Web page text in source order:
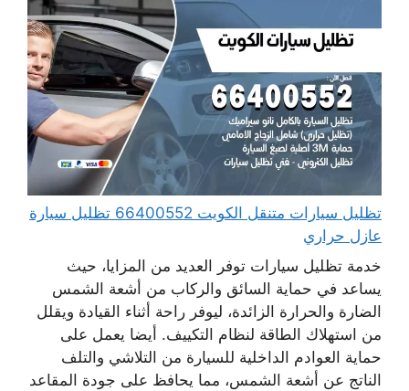
تظليل سيارات متنقل الكويت 66400552 تظليل سيارة
عازل حراري
خدمة تظليل سيارات توفر العديد من المزايا، حيث
يساعد في حماية السائق والركاب من أشعة الشمس
الضارة والحرارة الزائدة، ليوفر راحة أثناء القيادة ويقلل
من استهلاك الطاقة لنظام التكييف. أيضا يعمل على
حماية العوادم الداخلية للسيارة من التلاشي والتلف
الناتج عن أشعة الشمس، مما يحافظ على جودة المقاعد